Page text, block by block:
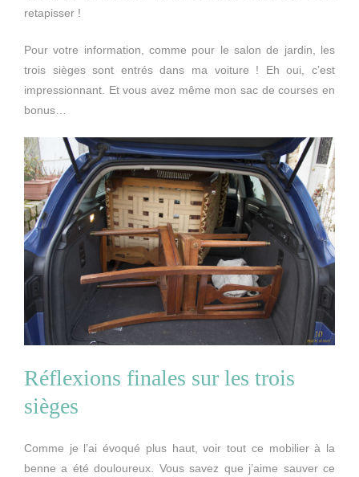
retapisser !
Pour votre information, comme pour le salon de jardin, les
trois sièges sont entrés dans ma voiture ! Eh oui, c’est
impressionnant. Et vous avez même mon sac de courses en
bonus…
Réflexions finales sur les trois
sièges
Comme je l’ai évoqué plus haut, voir tout ce mobilier à la
benne a été douloureux. Vous savez que j’aime sauver ce